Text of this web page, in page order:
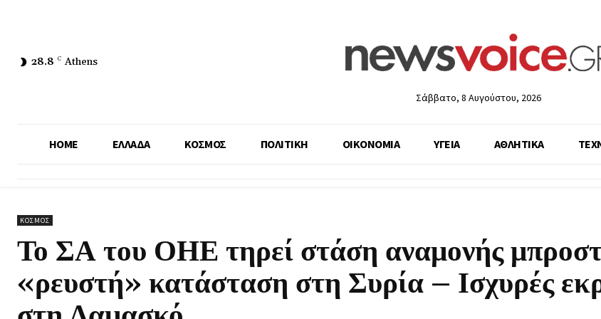
28.8 C Athens
Σάββατο, 8 Αυγούστου, 2026
HOME ΕΛΛΑΔΑ ΚΟΣΜΟΣ ΠΟΛΙΤΙΚΗ ΟΙΚΟΝΟΜΙΑ ΥΓΕΙΑ ΑΘΛΗΤΙΚΑ
ΚΟΣΜΟΣ
Το ΣΑ του ΟΗΕ τηρεί στάση αναμονής
«ρευστή» κατάσταση στη Συρία – Ισχυρές